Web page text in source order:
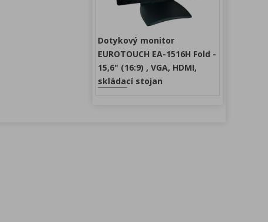
Dotykový monitor
EUROTOUCH EA-1516H Fold -
15,6" (16:9) , VGA, HDMI,
skládací stojan